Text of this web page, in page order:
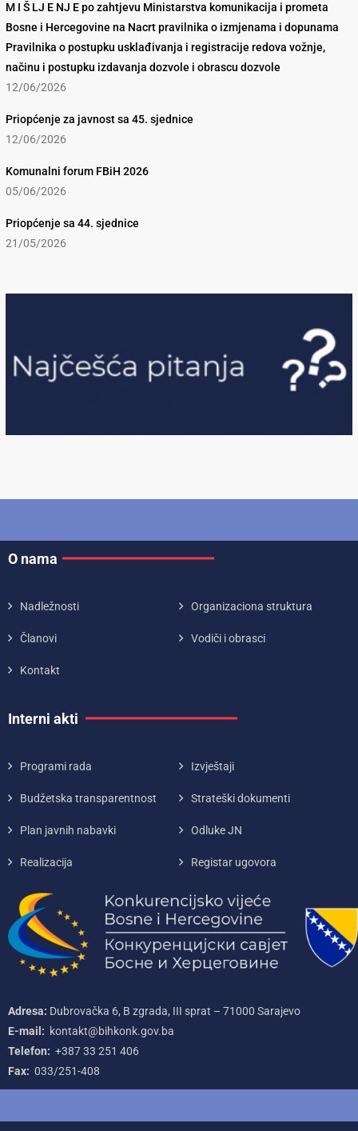
M I Š LJ E NJ E po zahtjevu Ministarstva komunikacija i prometa
Bosne i Hercegovine na Nacrt pravilnika o izmjenama i dopunama
Pravilnika o postupku usklađivanja i registracije redova vožnje,
načinu i postupku izdavanja dozvole i obrascu dozvole
12/06/2026
Priopćenje za javnost sa 45. sjednice
12/06/2026
Komunalni forum FBiH 2026
05/06/2026
Priopćenje sa 44. sjednice
21/05/2026
O nama
Nadležnosti Organizaciona struktura
Članovi Vodiči i obrasci
Kontakt
Interni akti
Programi rada Izvještaji
Budžetska transparentnost Strateški dokumenti
Plan javnih nabavki Odluke JN
Realizacija Registar ugovora
Adresa: Dubrovačka 6, B zgrada, III sprat – 71000‌ Sarajevo
E-mail: kontakt@bihkonk.gov.ba
Telefon: +387‌ 33‌ 251‌ 406
Fax: 033/251-408